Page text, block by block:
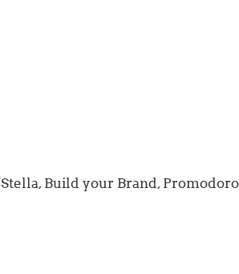
Build your Brand,